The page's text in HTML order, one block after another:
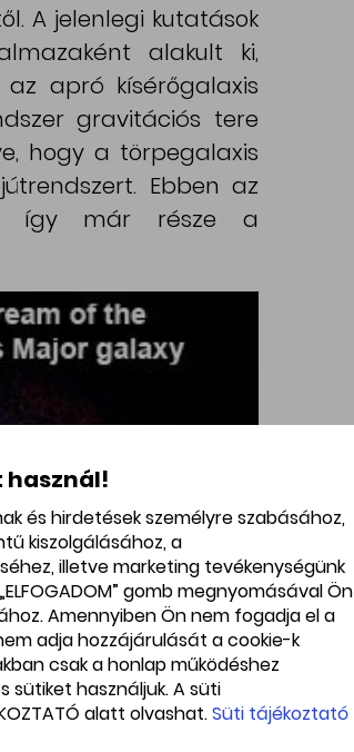
A jelenlegi kutatások
alakult ki,
apró kísérőgalaxis
gravitációs tere
hogy a törpegalaxis
Ebben az
így már része a
használ!
és hirdetések személyre szabásához,
kiszolgálásához, a
illetve marketing tevékenységünk
gomb megnyomásával Ön
Amennyiben Ön nem fogadja el a
adja hozzájárulását a cookie-k
csak a honlap működéshez
sütiket használjuk. A süti
alatt olvashat.Süti tájékoztató